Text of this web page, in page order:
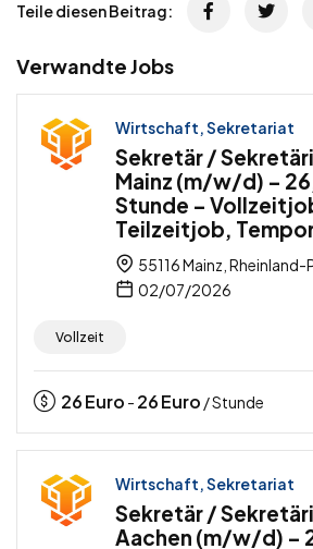
Teile diesen Beitrag:
Verwandte Jobs
Wirtschaft, Sekretariat
Sekretär /
Mainz (m/w/d) –
Stunde –
Teilzeitjob,
55116 Mainz,
02/07/2026
Vollzeit
26Euro - 26Euro / Stunde
Wirtschaft, Sekretariat
Sekretär /
Aachen (m/w/d) –